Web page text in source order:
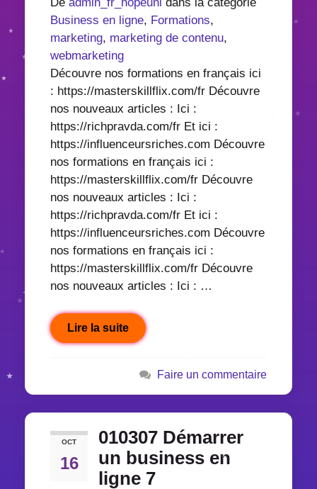
Business en ligne, Formations,
marketing, marketing de contenu,
webmarketing
Découvre nos formations en français ici
: https://masterskillflix.com/fr Découvre
nos nouveaux articles : Ici :
https://richpravda.com/fr Et ici :
https://influenceursriches.com Découvre
nos formations en français ici :
https://masterskillflix.com/fr Découvre
nos nouveaux articles : Ici :
https://richpravda.com/fr Et ici :
https://influenceursriches.com Découvre
nos formations en français ici :
https://masterskillflix.com/fr Découvre
nos nouveaux articles : Ici : …
Lire la suite
Faire un commentaire
OCT
16
010307 Démarrer
un business en
ligne 7